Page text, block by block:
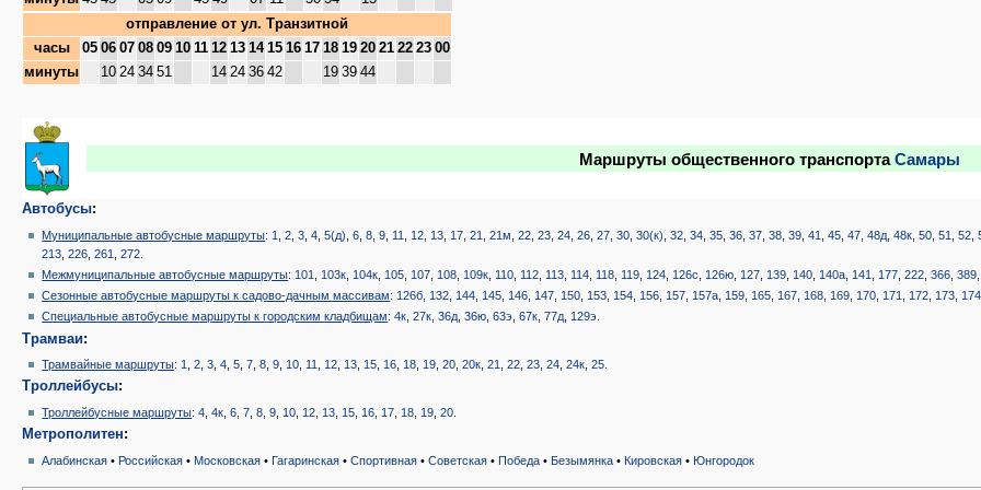
отправление от ул. Транзитной
часы
05 06 07 08 09 10 11 12 13 14 15 16 17 18 19 20 21 22 23 00
минуты
10 24 34 51 14 24 36 42 19 39 44
Маршруты общественного транспортаСамары
Автобусы:
Муниципальные автобусные маршруты: 1 ,2 ,3 ,4 ,5(д) ,6 ,8 ,9 11 12 13 17 ,21 ,21м ,22 ,23 ,24 ,26 ,27 ,30 ,30(к) ,32 ,34 ,35 ,36 ,37 ,38 ,39 ,41 ,45 ,47 ,48д ,48к ,50 ,51 ,52 ,
213 ,226 ,261 ,272
Межмуниципальные автобусные маршруты: 101 103к 104к 105 107 108 109к 110 112 113 114 118 119 124 126с 126ю 127 139 140 140а 141 177 ,222 ,366 ,389
Сезонные автобусные маршруты к садово-дачным массивам: 126б 132 144 145 146 147 150 153 154 156 157 157а 159 165 167 168 169 170 171 172 173 174
Специальные автобусные маршруты к городским кладбищам:4к ,27к ,36д ,36ю ,63э ,67к ,77д 129э
Трамваи:
Трамвайные маршруты: 1 ,2 ,3 ,4 ,5 ,7 ,8 ,9 10 11 12 13 15 16 18 19 ,20 ,20к ,21 ,22 ,23 ,24 ,24к ,25
Троллейбусы:
Троллейбусные маршруты:4 ,4к ,6 ,7 ,8 ,9 10 12 13 15 16 17 18 19 ,20
Метрополитен:
Алабинская •Российская •Московская •Гагаринская •Спортивная •Советская •Победа •Безымянка •Кировская •Юнгородок